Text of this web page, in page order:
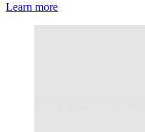
Learn more